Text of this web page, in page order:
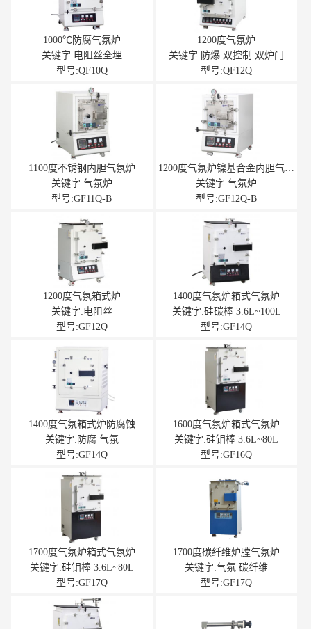
1000℃防腐气氛炉
关键字:电阻丝全埋
型号:QF10Q
1200度气氛炉
关键字:防爆 双控制 双炉门
型号:QF12Q
1100度不锈钢内胆气氛炉
关键字:气氛炉
型号:GF11Q-B
1200度气氛炉镍基合金内胆气氛
炉
关键字:气氛炉
型号:GF12Q-B
1200度气氛箱式炉
关键字:电阻丝
型号:GF12Q
1400度气氛炉箱式气氛炉
关键字:硅碳棒 3.6L~100L
型号:GF14Q
1400度气氛箱式炉防腐蚀
关键字:防腐 气氛
型号:GF14Q
1600度气氛炉箱式气氛炉
关键字:硅钼棒 3.6L~80L
型号:GF16Q
1700度气氛炉箱式气氛炉
关键字:硅钼棒 3.6L~80L
型号:GF17Q
1700度碳纤维炉膛气氛炉
关键字:气氛 碳纤维
型号:GF17Q